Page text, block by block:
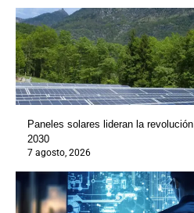
Paneles solares lideran la
2030
7 agosto, 2026